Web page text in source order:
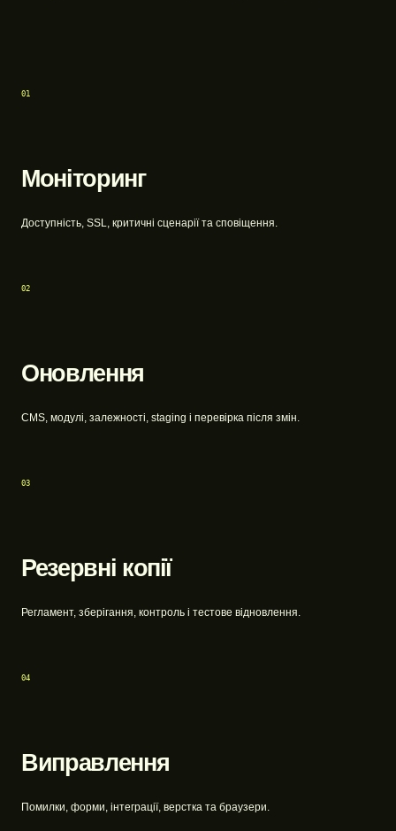
01
Моніторинг
Доступність, SSL, критичні сценарії та сповіщення.
02
Оновлення
CMS, модулі, залежності, staging і перевірка після змін.
03
Резервні копії
Регламент, зберігання, контроль і тестове відновлення.
04
Виправлення
Помилки, форми, інтеграції, верстка та браузери.